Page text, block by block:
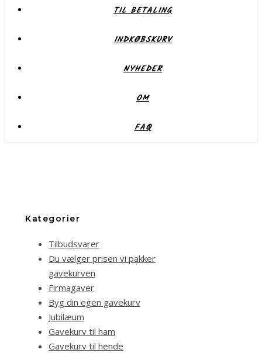
TIL BETALING
INDKØBSKURV
NYHEDER
OM
FAQ
Kategorier
Tilbudsvarer
Du vælger prisen vi pakker
gavekurven
Firmagaver
Byg din egen gavekurv
Jubilæum
Gavekurv til ham
Gavekurv til hende